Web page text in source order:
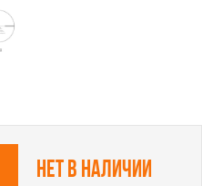
Нет в наличии